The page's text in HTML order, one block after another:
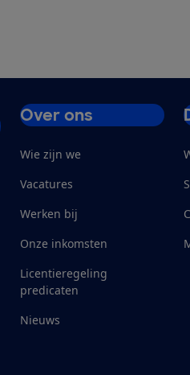
Over ons
Wie zijn we
Vacatures
Werken bij
Onze inkomsten
Licentieregeling
predicaten
Nieuws